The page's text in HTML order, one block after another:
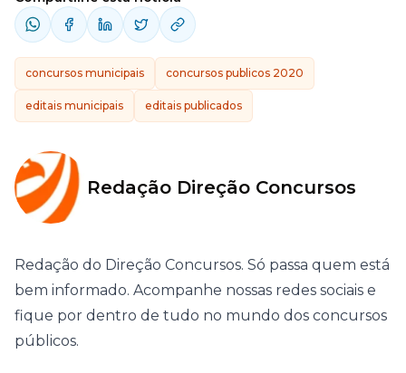
concursos municipais concursos publicos 2020
editais municipais editais publicados
Redação Direção Concursos
Redação do Direção Concursos. Só passa quem está
bem informado. Acompanhe nossas redes sociais e
fique por dentro de tudo no mundo dos concursos
públicos.